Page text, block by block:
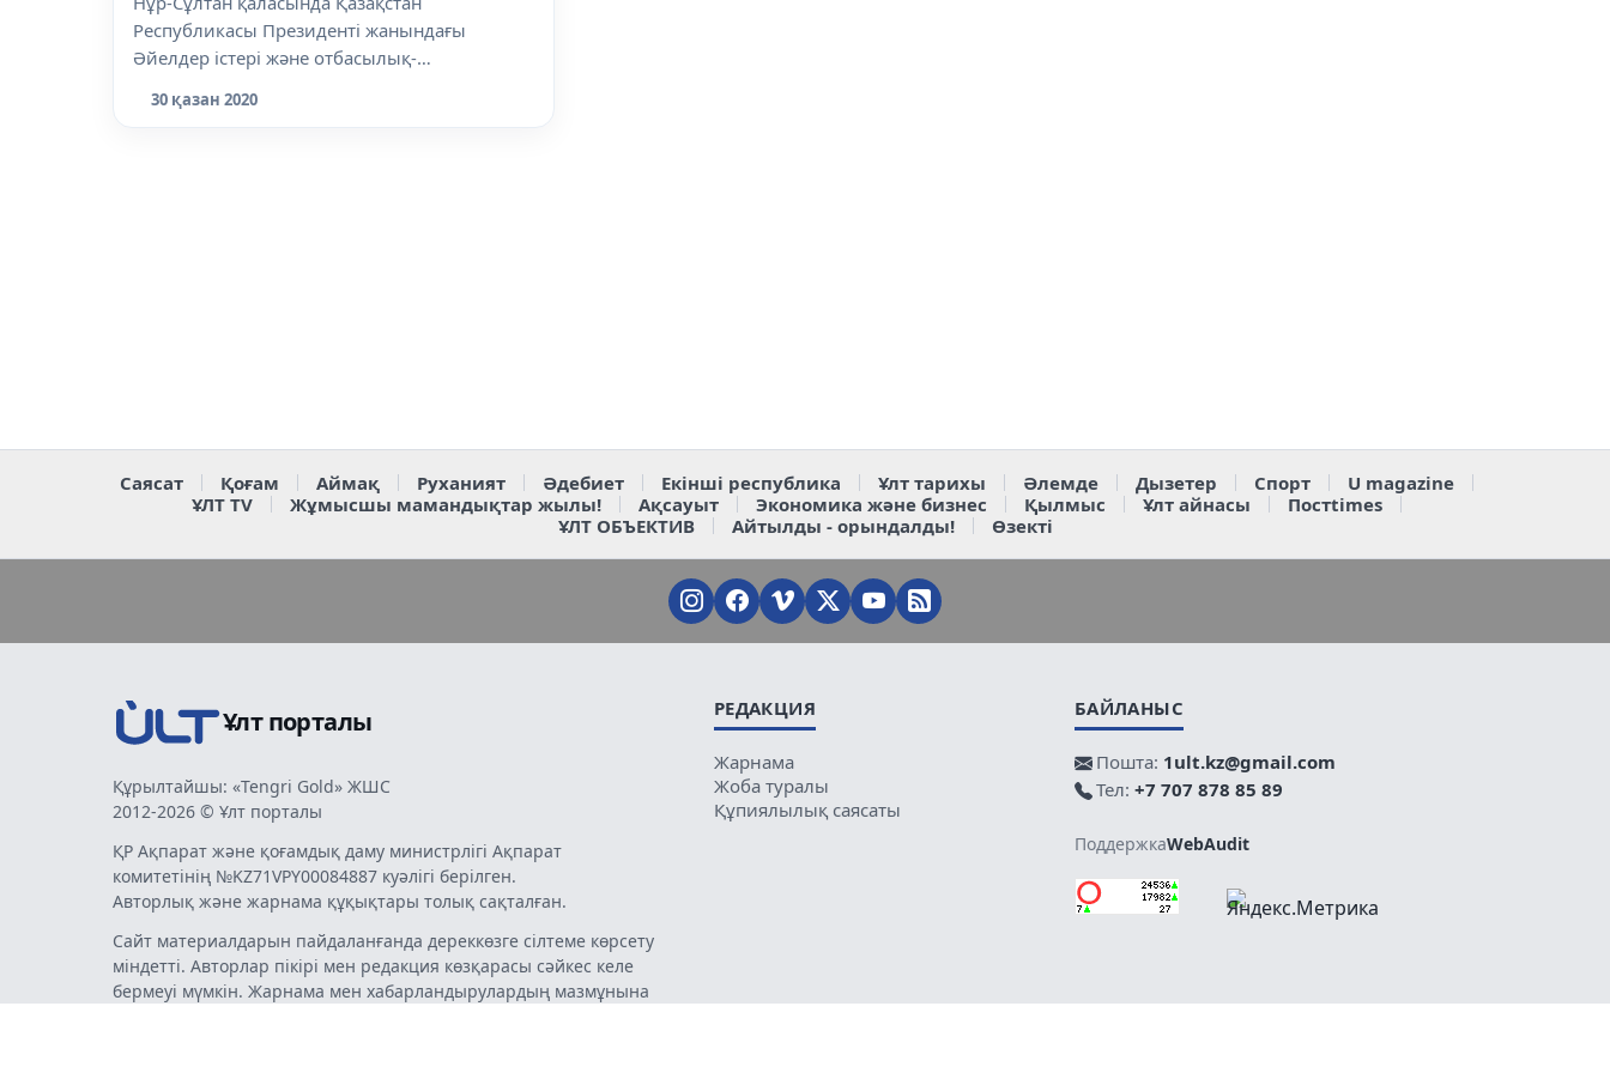
Республикасы Президенті жанындағы
Әйелдер істері және отбасылық-
30 қазан 2020
Саясат Қоғам Аймақ Руханият Әдебиет Екінші республика Ұлт тарихы Әлемде Дызетер Спорт
U magazine
ҰЛТ TV
Жұмысшы мамандықтар жылы! Ақсауыт Экономика және бизнес Қылмыс Ұлт айнасы
Постtimes
ҰЛТ ОБЪЕКТИВ
Айтылды - орындалды! Өзекті
Ұлт порталы
Құрылтайшы: «Tengri Gold» ЖШС
2012-2026 © Ұлт порталы
ҚР Ақпарат және қоғамдық даму министрлігі Ақпарат
комитетінің №KZ71VPY00084887 куәлігі берілген.
Авторлық және жарнама құқықтары толық сақталған.
Сайт материалдарын пайдаланғанда дереккөзге сілтеме көрсету
міндетті. Авторлар пікірі мен редакция көзқарасы сәйкес келе
бермеуі мүмкін. Жарнама мен хабарландырулардың мазмұнына
РЕДАКЦИЯ
Жарнама
Жоба туралы
Құпиялылық саясаты
БАЙЛАНЫС
Пошта: 1ult.kz@gmail.com
Тел: +7 707 878 85 89
ПоддержкаWebAudit